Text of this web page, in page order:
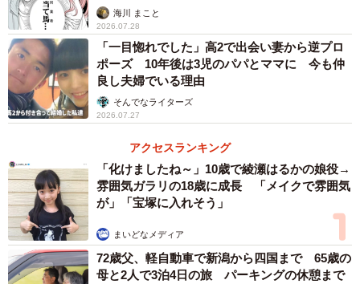
海川 まこと
2026.07.28
「一目惚れでした」高2で出会い妻から逆プロ
ポーズ 10年後は3児のパパとママに 今も仲
良し夫婦でいる理由
そんでなライターズ
2026.07.27
アクセスランキング
「化けましたね～」10歳で綾瀬はるかの娘役→
雰囲気ガラリの18歳に成長 「メイクで雰囲気
が」「宝塚に入れそう」
まいどなメディア
72歳父、軽自動車で新潟から四国まで 65歳の
母と2人で3泊4日の旅 パーキングの休憩まで